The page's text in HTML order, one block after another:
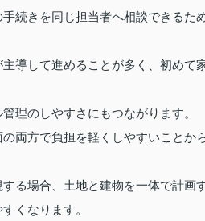
続きを同じ担当者へ相談できるた
導して進めることが多く、初めて
理のしやすさにもつながります。
両方で負担を軽くしやすいことか
る場合、土地と建物を一体で計画
くなります。